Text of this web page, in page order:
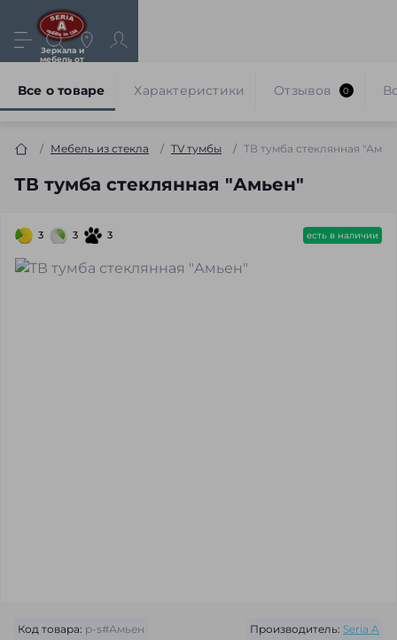
Зеркала и
мебель от
Мебель из стекла TV тумбы ТВ тумба стеклянная
ТВ тумба стеклянная "Амьен"
Все о товаре Характеристики Отзывов 0
3 3 3 есть в наличии
Код товара: p-s#Амьен Производитель: Seria A